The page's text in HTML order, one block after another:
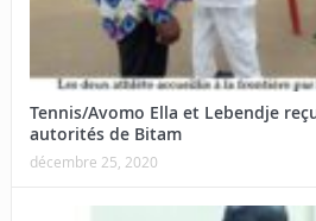
Tennis/Avomo Ella et Lebendje
autorités de Bitam
décembre 25, 2020